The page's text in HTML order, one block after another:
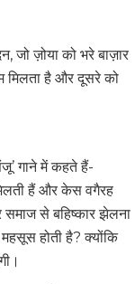
जो ज़ोया को भरे बाज़ार
मिलता है और दूसरे को
गाने में कहते हैं-
हैं और केस वगैरह
समाज से बहिष्कार झेलना
होती है? क्योंकि